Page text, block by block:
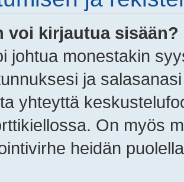
voi kirjautua sisään?
johtua monestakin
ja
yhteyttä
On myös
heidän